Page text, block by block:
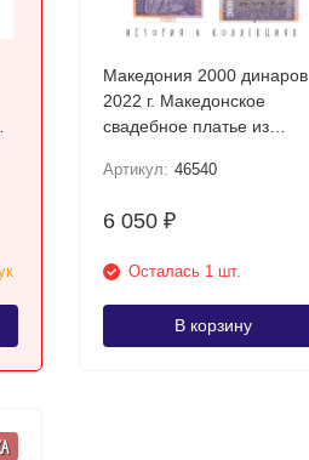
Македония 2000 динаров
2022 г. Македонское
свадебное платье из
Артикул: 46540
6 050 ₽
Осталась 1 шт.
В корзину